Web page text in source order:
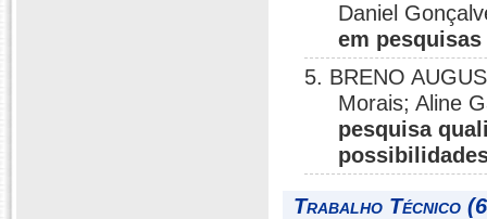
Daniel
em pesquisas
5. BRENO
Morais; Aline
pesquisa
Trabalho Técnico